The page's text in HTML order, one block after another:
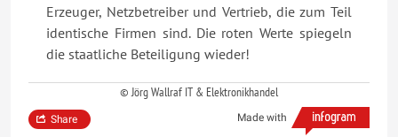
Erzeuger, Netzbetreiber und Vertrieb, die zum Teil
identische Firmen sind. Die roten Werte spiegeln
die staatliche Beteiligung wieder!
© Jörg Wallraf IT & Elektronikhandel
Made with
Share